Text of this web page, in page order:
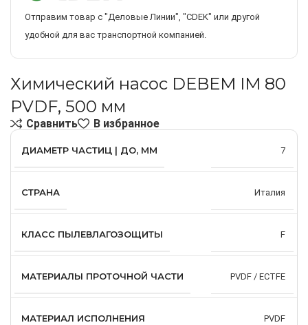
Отправим товар с "Деловые Линии", "CDEK" или другой
удобной для вас транспортной компанией.
Химический насос DEBEM IM 80
PVDF, 500 мм
Сравнить В избранное
ДИАМЕТР ЧАСТИЦ | ДО, ММ 7
СТРАНА Италия
КЛАСС ПЫЛЕВЛАГОЗОЩИТЫ F
МАТЕРИАЛЫ ПРОТОЧНОЙ ЧАСТИ PVDF / ECTFE
МАТЕРИАЛ ИСПОЛНЕНИЯ PVDF